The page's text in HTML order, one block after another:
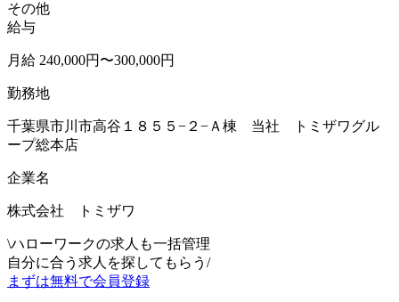
その他
給与
月給 240,000円〜300,000円
勤務地
千葉県市川市高谷１８５５−２−Ａ棟 当社 トミザワグル
ープ総本店
企業名
株式会社 トミザワ
\ハローワークの求人も一括管理
自分に合う求人を探してもらう /
まずは無料で会員登録